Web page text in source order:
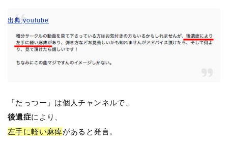
出典:youtube
「たっつー」は個人チャンネルで、
後遺症により、
左手に軽い麻痺があると発言。